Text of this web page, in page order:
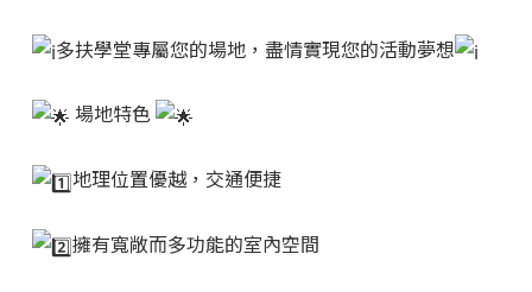
多扶學堂專屬您的場地，盡情實現您的活動夢想
場地特色
地理位置優越，交通便捷
擁有寬敞而多功能的室內空間